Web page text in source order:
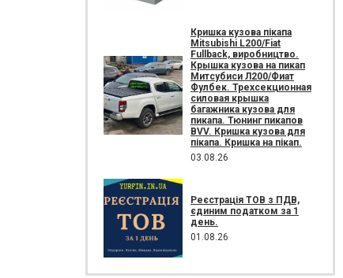
Кришка кузова пікапа
Mitsubishi L200/Fiat
Fullback, виробництво.
Крышка кузова на пикап
Митсубиси Л200/Фиат
Фулбек. Трехсекционная
силовая крышка
багажника кузова для
пикапа. Тюнинг пикапов
BVV. Кришка кузова для
пікапа. Кришка на пікап.
03.08.26
Реєстрація ТОВ з ПДВ,
єдиним податком за 1
день.
01.08.26